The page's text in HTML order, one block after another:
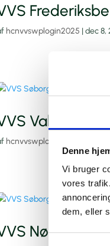
Denne
Vi bruger
vores
dem, eller
hcnvvswplogin2025 |dec 8,
Valby
hcnvvswplogin2025
Nørrebro